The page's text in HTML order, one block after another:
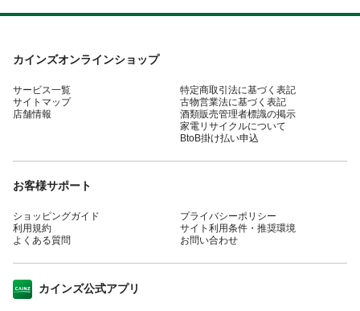
カインズオンラインショップ
サービス一覧
サイトマップ
店舗情報
特定商取引法に基づく表記
古物営業法に基づく表記
酒類販売管理者標識の掲示
家電リサイクルについて
BtoB掛け払い申込
お客様サポート
ショッピングガイド
利用規約
よくある質問
プライバシーポリシー
サイト利用条件・推奨環境
お問い合わせ
カインズ公式アプリ